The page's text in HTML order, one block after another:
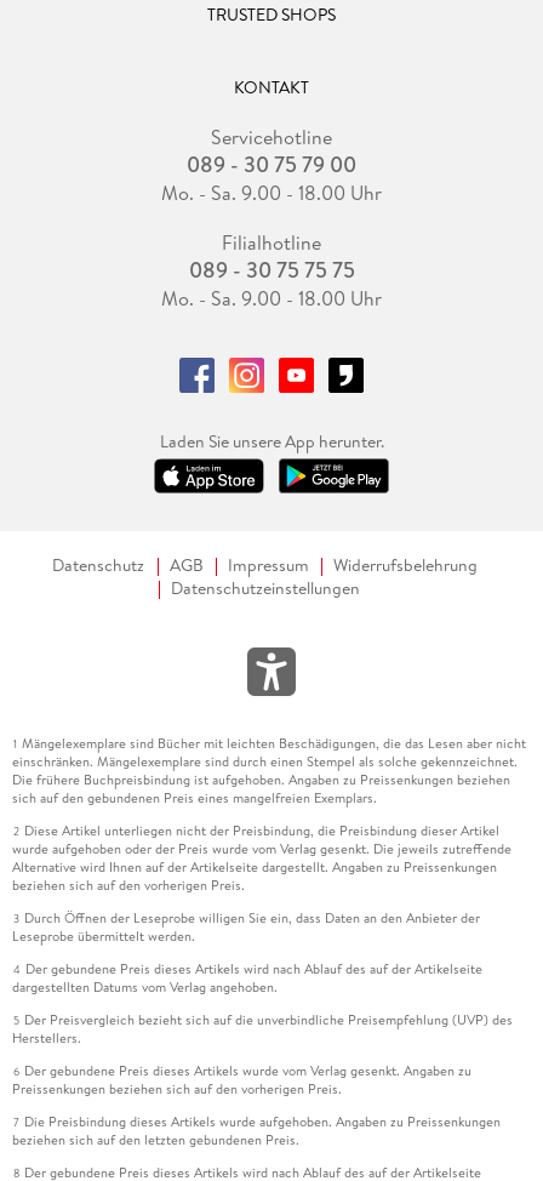
TRUSTED SHOPS
KONTAKT
Servicehotline
089 - 30 75 79 00
Mo. - Sa. 9.00 - 18.00 Uhr
Filialhotline
089 - 30 75 75 75
Mo. - Sa. 9.00 - 18.00 Uhr
Laden Sie unsere App herunter.
Datenschutz AGB Impressum
Widerrufsbelehrung
Datenschutzeinstellungen
1 Mängelexemplare sind Bücher mit leichten Beschädigungen, die das Lesen aber nicht
einschränken. Mängelexemplare sind durch einen Stempel als solche gekennzeichnet.
Die frühere Buchpreisbindung ist aufgehoben. Angaben zu Preissenkungen beziehen
sich auf den gebundenen Preis eines mangelfreien Exemplars.
2 Diese Artikel unterliegen nicht der Preisbindung, die Preisbindung dieser Artikel
wurde aufgehoben oder der Preis wurde vom Verlag gesenkt. Die jeweils zutreffende
Alternative wird Ihnen auf der Artikelseite dargestellt. Angaben zu Preissenkungen
beziehen sich auf den vorherigen Preis.
3 Durch Öffnen der Leseprobe willigen Sie ein, dass Daten an den Anbieter der
Leseprobe übermittelt werden.
4 Der gebundene Preis dieses Artikels wird nach Ablauf des auf der Artikelseite
dargestellten Datums vom Verlag angehoben.
5 Der Preisvergleich bezieht sich auf die unverbindliche Preisempfehlung (UVP) des
Herstellers.
6 Der gebundene Preis dieses Artikels wurde vom Verlag gesenkt. Angaben zu
Preissenkungen beziehen sich auf den vorherigen Preis.
7 Die Preisbindung dieses Artikels wurde aufgehoben. Angaben zu Preissenkungen
beziehen sich auf den letzten gebundenen Preis.
8 Der gebundene Preis dieses Artikels wird nach Ablauf des auf der Artikelseite